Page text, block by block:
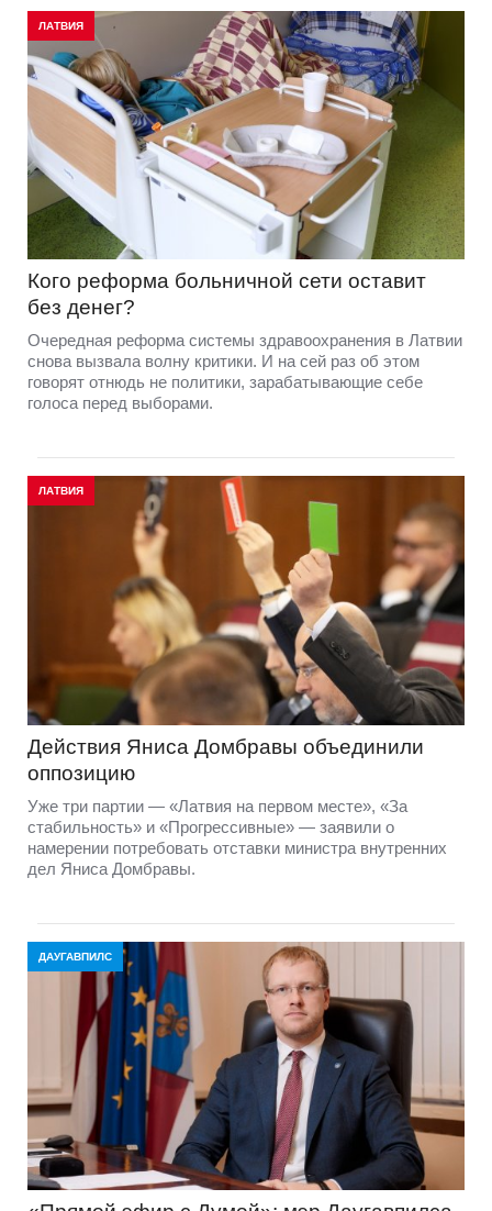
ЛАТВИЯ
Кого реформа больничной сети оставит
без денег?
Очередная реформа системы здравоохранения в Латвии
снова вызвала волну критики. И на сей раз об этом
говорят отнюдь не политики, зарабатывающие себе
голоса перед выборами.
ЛАТВИЯ
Действия Яниса Домбравы объединили
оппозицию
Уже три партии — «Латвия на первом месте», «За
стабильность» и «Прогрессивные» — заявили о
намерении потребовать отставки министра внутренних
дел Яниса Домбравы.
ДАУГАВПИЛС